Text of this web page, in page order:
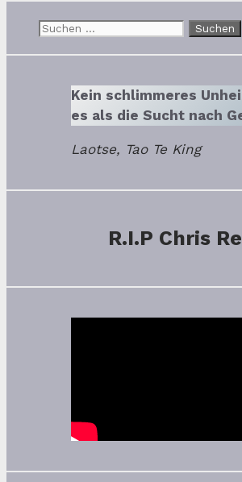
Suchen
Kein schlimmeres
es als die Sucht nach
Laotse, Tao Te King
R.I.P Chris